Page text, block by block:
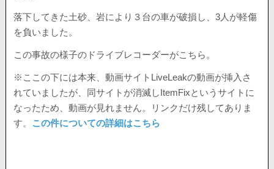
落下してきた土砂、岩により３台の車が破損し、3人が軽傷
を負いました。
この事故の様子のドライブレコーダーがこちら。
※ここの下には本来、動画サイトLiveLeakの動画が挿入さ
れていましたが、同サイトが消滅しItemFixというサイトに
なったため、動画が見れません。リンクだけ残してありま
す。 この件についての詳細はこちら